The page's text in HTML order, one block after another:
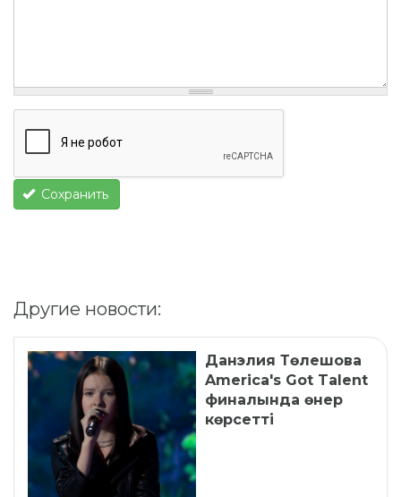
Сохранить
Другие новости:
Данэлия Төлешова
America's Got Talent
финалында өнер
көрсетті